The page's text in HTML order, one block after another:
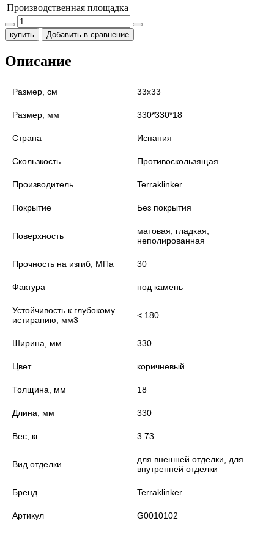
Производственная площадка
купить Добавить в сравнение
Описание
Размер, см 33х33
Размер, мм 330*330*18
Страна Испания
Скользкость Противоскользящая
Производитель Terraklinker
Покрытие Без покрытия
Поверхность
матовая, гладкая,
неполированная
Прочность на изгиб, МПа 30
Фактура под камень
Устойчивость к глубокому
истиранию, мм3
< 180
Ширина, мм 330
Цвет коричневый
Толщина, мм 18
Длина, мм 330
Вес, кг 3.73
Вид отделки
для внешней отделки, для
внутренней отделки
Бренд Terraklinker
Артикул G0010102